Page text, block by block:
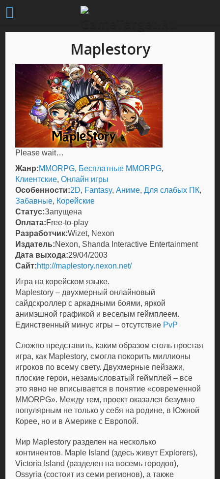
Maplestory
Please wait…
Жанр:MMORPG, Бесплатные MMORPG,
Клиентские,Онлайн игры
Особенности:2D, Fantasy,Аниме,Для слабых ПК,
Забавные, Корейские
Статус:Запущена
Оплата:Free-to-play
Разработчик:Wizet, Nexon
Издатель:Nexon, Shanda Interactive Entertainment
Дата выхода:29/04/2003
Сайт:http://maplestory.nexon.net/
Игра на корейском языке.
Maplestory – двухмерный онлайновый
сайдскроллер с аркадными боями, яркой
анимэшной графикой и веселым геймплеем.
Единственный минус игры – отсутствие PvP
Сложно представить, каким образом столь простая
игра, как Maplestory, смогла покорить миллионы
игроков по всему свету. Двухмерные пейзажи,
плоские герои, незамысловатый геймплей – все
это явно не вписывается в понятие «современной
MMORPG». Между тем, проект оказался безумно
популярным не только у себя на родине, в Южной
Корее, но и в Америке с Европой.
Мир Maplestory разделен на несколько
континентов. Maple Island (здесь живут Explorers),
Victoria Island (разделен на восемь городов),
Ossyria (состоит из семи регионов), а также